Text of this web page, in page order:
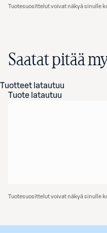
Tuotesuosittelut voivat näkyä sinulle
Saatat pitää
Tuotteet latautuu
Tuote latautuu
Tuotesuosittelut voivat näkyä sinulle